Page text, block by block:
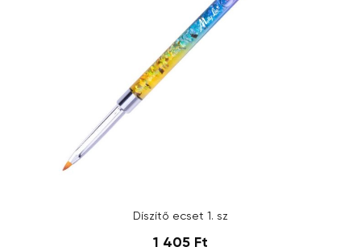
Díszítő ecset 1. sz
1 405 Ft